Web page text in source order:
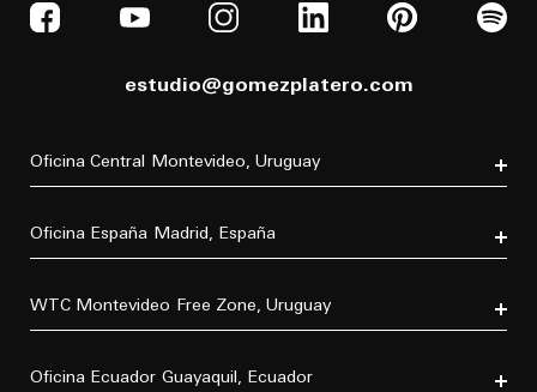
Oficina Central Montevideo, Uruguay
C.P. 11500
Tel. (+598) 2604 4433
Oficina España Madrid, España
Tel. (+34) 611 870 700
WTC Montevideo Free Zone, Uruguay
C.P. 11300
Tel. (+598) 2626 2322
Oficina Ecuador Guayaquil, Ecuador
estudio@gomezplatero.com